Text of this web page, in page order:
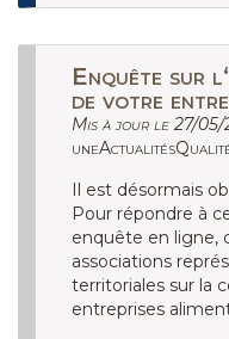
Enquête sur
de votre
Mis à jour le 27/05/
Il est désormais
Pour répondre à
enquête en ligne,
associations
territoriales sur la
entreprises